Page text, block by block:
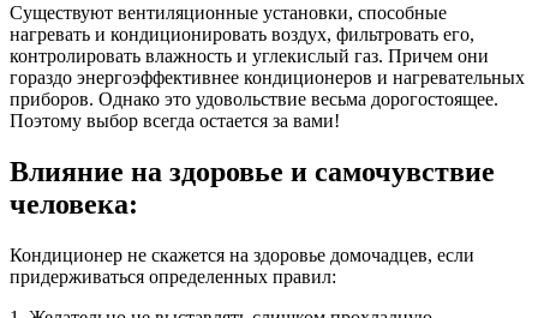
Существуют вентиляционные установки, способные
нагревать и кондиционировать воздух, фильтровать его,
контролировать влажность и углекислый газ. Причем они
гораздо энергоэффективнее кондиционеров и нагревательных
приборов. Однако это удовольствие весьма дорогостоящее.
Поэтому выбор всегда остается за вами!
Влияние на здоровье и самочувствие
человека:
Кондиционер не скажется на здоровье домочадцев, если
придерживаться определенных правил: